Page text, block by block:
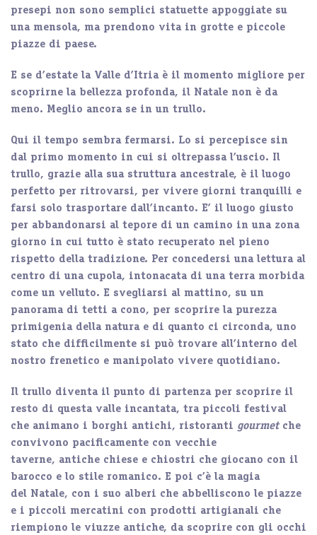
presepi non sono semplici statuette appoggiate su
una mensola, ma prendono vita in grotte e piccole
piazze di paese.
E se d’estate la Valle d’Itria è il momento migliore per
scoprirne la bellezza profonda, il Natale non è da
meno. Meglio ancora se in un trullo.
Qui il tempo sembra fermarsi. Lo si percepisce sin
dal primo momento in cui si oltrepassa l’uscio. Il
trullo, grazie alla sua struttura ancestrale, è il luogo
perfetto per ritrovarsi, per vivere giorni tranquilli e
farsi solo trasportare dall’incanto. E’ il luogo giusto
per abbandonarsi al tepore di un camino in una zona
giorno in cui tutto è stato recuperato nel pieno
rispetto della tradizione. Per concedersi una lettura al
centro di una cupola, intonacata di una terra morbida
come un velluto. E svegliarsi al mattino, su un
panorama di tetti a cono, per scoprire la purezza
primigenia della natura e di quanto ci circonda, uno
stato che difficilmente si può trovare all’interno del
nostro frenetico e manipolato vivere quotidiano.
Il trullo diventa il punto di partenza per scoprire il
resto di questa valle incantata, trapiccoli festival
che animano i borghi antichi, ristoranti gourmet che
convivono pacificamente con vecchie
taverne, antiche chiese e chiostri che giocano con il
barocco e lo stile romanico. E poi c’è la magia
del Natale, con i suo alberi che abbelliscono le piazze
e i piccoli mercatini con prodotti artigianali che
riempiono le viuzze antiche, da scoprire con gli occhi